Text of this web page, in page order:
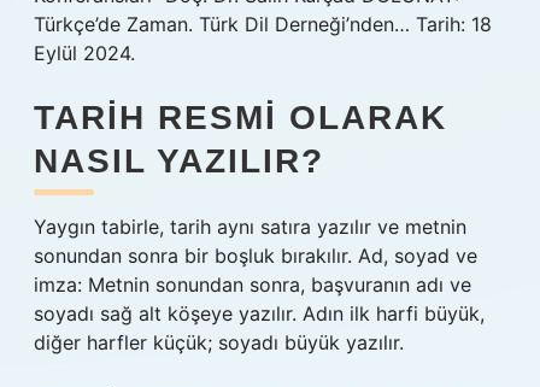
Türkçe’de Zaman. Türk Dil Derneği’nden… Tarih: 18
Eylül 2024.
TARIH RESMI OLARAK
NASIL YAZILIR?
Yaygın tabirle, tarih aynı satıra yazılır ve metnin
sonundan sonra bir boşluk bırakılır. Ad, soyad ve
imza: Metnin sonundan sonra, başvuranın adı ve
soyadı sağ alt köşeye yazılır. Adın ilk harfi büyük,
diğer harfler küçük; soyadı büyük yazılır.